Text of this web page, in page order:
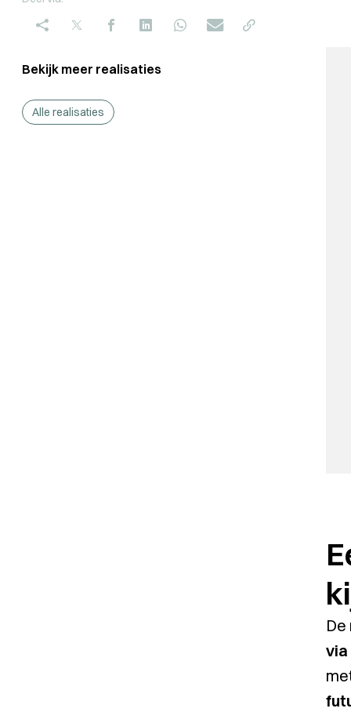
Bekijk meer realisaties
Alle realisaties
via